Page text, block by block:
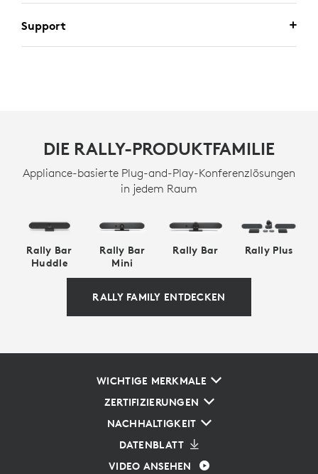
Support
DIE RALLY-PRODUKTFAMILIE
Appliance-basierte Plug-and-Play-Konferenzlösungen
in jedem Raum
Rally Bar
Huddle
Rally Bar
Mini
Rally Bar Rally Plus
RALLY FAMILY ENTDECKEN
WICHTIGE MERKMALE
ZERTIFIZIERUNGEN
NACHHALTIGKEIT
DATENBLATT
VIDEO ANSEHEN